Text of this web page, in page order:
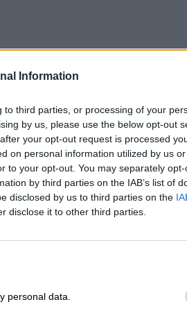
Information
third parties, or processing of your
by us, please use the below opt-out
your opt-out request is processed
on personal information utilized by us
to your opt-out. You may separately
by third parties on the IAB’s list of
disclosed by us to third parties on the
disclose it to other third parties.
personal data.
Υπηρεσιών στο
υποστήριξη του ιδρύματος